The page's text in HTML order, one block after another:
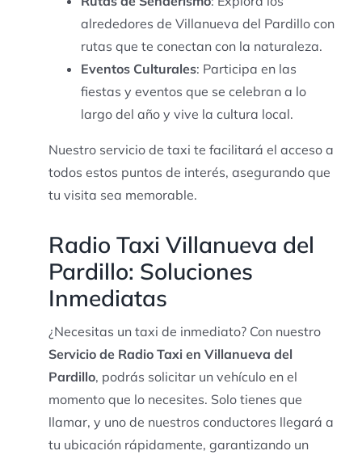
alrededores de Villanueva del Pardillo con
rutas que te conectan con la naturaleza.
Eventos Culturales: Participa en las
fiestas y eventos que se celebran a lo
largo del año y vive la cultura local.
Nuestro servicio de taxi te facilitará el acceso a
todos estos puntos de interés, asegurando que
tu visita sea memorable.
Radio Taxi Villanueva del
Pardillo: Soluciones
Inmediatas
¿Necesitas un taxi de inmediato? Con nuestro
Servicio de Radio Taxi en Villanueva del
Pardillo, podrás solicitar un vehículo en el
momento que lo necesites. Solo tienes que
llamar, y uno de nuestros conductores llegará a
tu ubicación rápidamente, garantizando un